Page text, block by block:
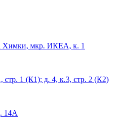
мкр. ИКЕА, к. 1
1 (К1); д. 4, к.3, стр. 2 (К2)
14А